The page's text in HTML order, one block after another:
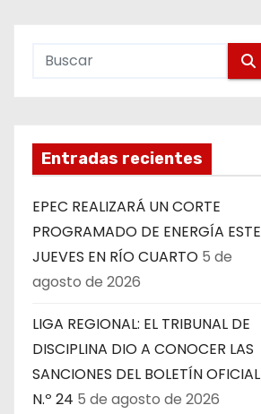
Entradas recientes
EPEC REALIZARÁ UN CORTE
PROGRAMADO DE ENERGÍA ESTE
JUEVES EN RÍO CUARTO 5 de
agosto de 2026
LIGA REGIONAL: EL TRIBUNAL DE
DISCIPLINA DIO A CONOCER LAS
SANCIONES DEL BOLETÍN OFICIAL
N.º 24 5 de agosto de 2026